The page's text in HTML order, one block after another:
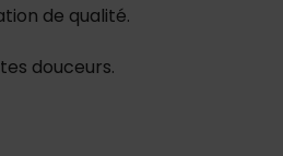
de qualité.
douceurs.